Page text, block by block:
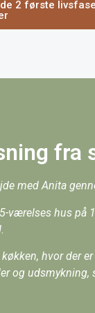
2 første
fra
med Anita
værelses hus på
hvor der
og